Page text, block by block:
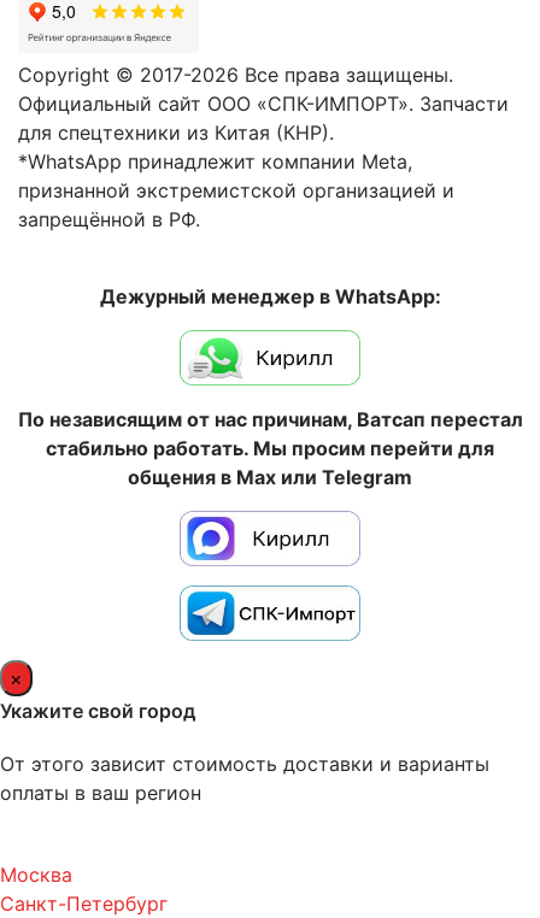
Copyright © 2017-2026 Все права защищены.
Официальный сайт ООО «СПК-ИМПОРТ». Запчасти
для спецтехники из Китая (КНР).
*WhatsApp принадлежит компании Meta,
признанной экстремистской организацией и
запрещённой в РФ.
Дежурный менеджер в WhatsApp:
По независящим от нас причинам, Ватсап перестал
стабильно работать. Мы просим перейти для
общения в Max или Telegram
×
Укажите свой город
От этого зависит стоимость доставки и варианты
оплаты в ваш регион
Москва
Санкт-Петербург